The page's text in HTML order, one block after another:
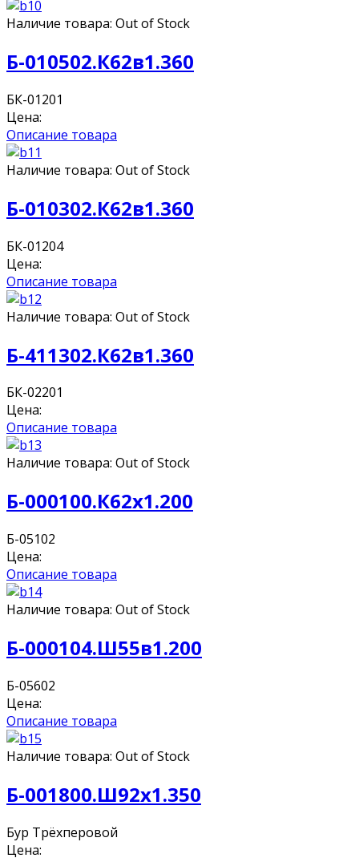
Наличие товара: Out of Stock
Б-010502.К62в1.360
БК-01201
Цена:
Описание товара
Наличие товара: Out of Stock
Б-010302.К62в1.360
БК-01204
Цена:
Описание товара
Наличие товара: Out of Stock
Б-411302.К62в1.360
БК-02201
Цена:
Описание товара
Наличие товара: Out of Stock
Б-000100.К62х1.200
Б-05102
Цена:
Описание товара
Наличие товара: Out of Stock
Б-000104.Ш55в1.200
Б-05602
Цена:
Описание товара
Наличие товара: Out of Stock
Б-001800.Ш92х1.350
Бур Трёхперовой
Цена: